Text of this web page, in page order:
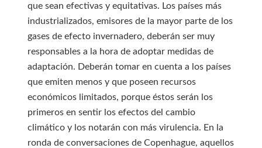
que sean efectivas y equitativas. Los países más
industrializados, emisores de la mayor parte de los
gases de efecto invernadero, deberán ser muy
responsables a la hora de adoptar medidas de
adaptación. Deberán tomar en cuenta a los países
que emiten menos y que poseen recursos
económicos limitados, porque éstos serán los
primeros en sentir los efectos del cambio
climático y los notarán con más virulencia. En la
ronda de conversaciones de Copenhague, aquellos